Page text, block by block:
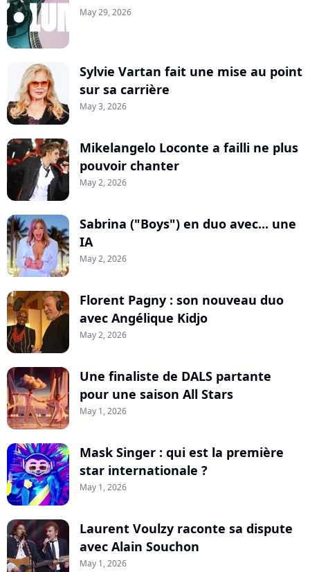
May 29, 2026
Sylvie Vartan fait une mise au point
sur sa carrière
May 3, 2026
Mikelangelo Loconte a failli ne plus
pouvoir chanter
May 2, 2026
Sabrina ("Boys") en duo avec... une
IA
May 2, 2026
Florent Pagny : son nouveau duo
avec Angélique Kidjo
May 2, 2026
Une finaliste de DALS partante
pour une saison All Stars
May 1, 2026
Mask Singer : qui est la première
star internationale ?
May 1, 2026
Laurent Voulzy raconte sa dispute
avec Alain Souchon
May 1, 2026